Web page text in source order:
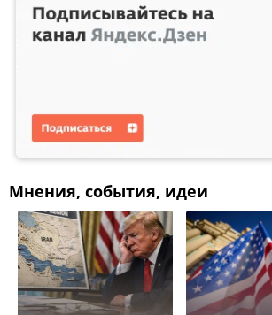
Мнения, события, идеи